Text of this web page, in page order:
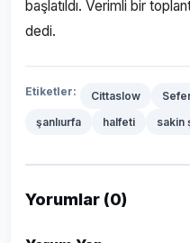
başlatıldı. Verimli bir
dedi.
Etiketler: Cittaslow
şanlıurfa
halfeti sakin
Yorumlar (0)